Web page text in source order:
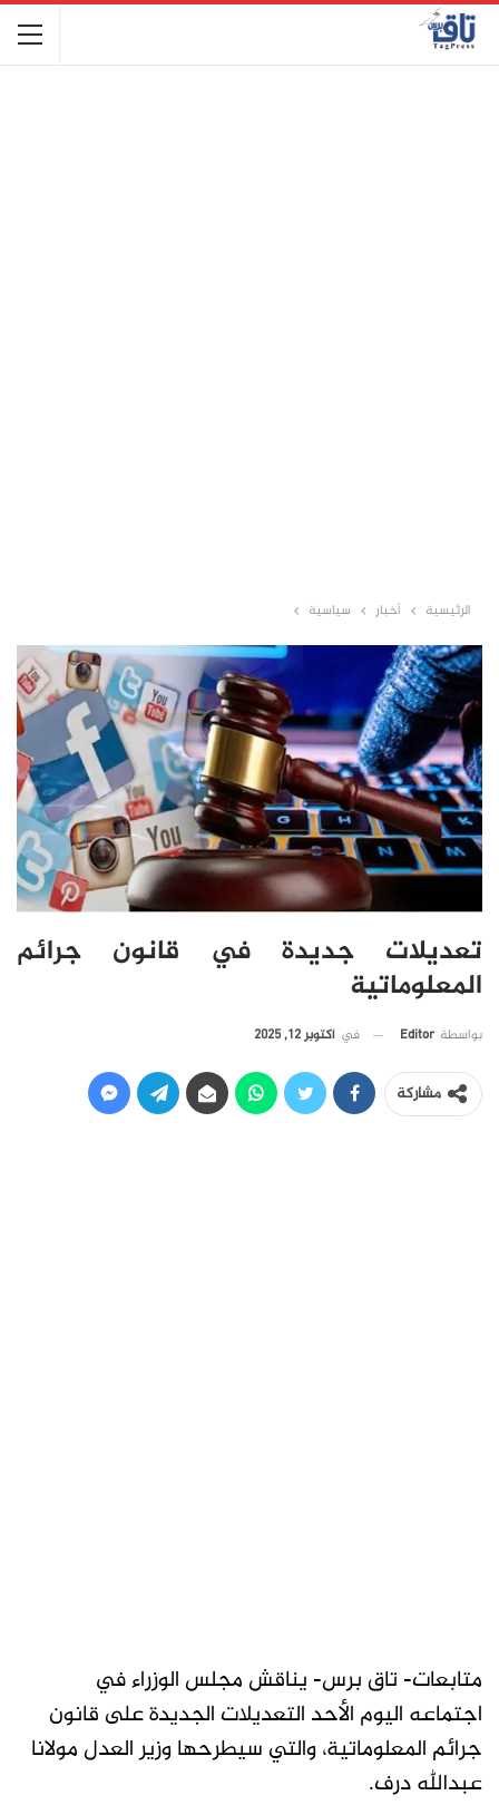
الرئيسية أخبار سياسية
تعديلات جديدة في قانون جرائم
المعلوماتية
بواسطة Editor في أكتوبر 12, 2025
مشاركة
متابعات- تاق برس- يناقش مجلس الوزراء في
اجتماعه اليوم الأحد التعديلات الجديدة على قانون
جرائم المعلوماتية، والتي سيطرحها وزير العدل مولانا
عبدالله درف.